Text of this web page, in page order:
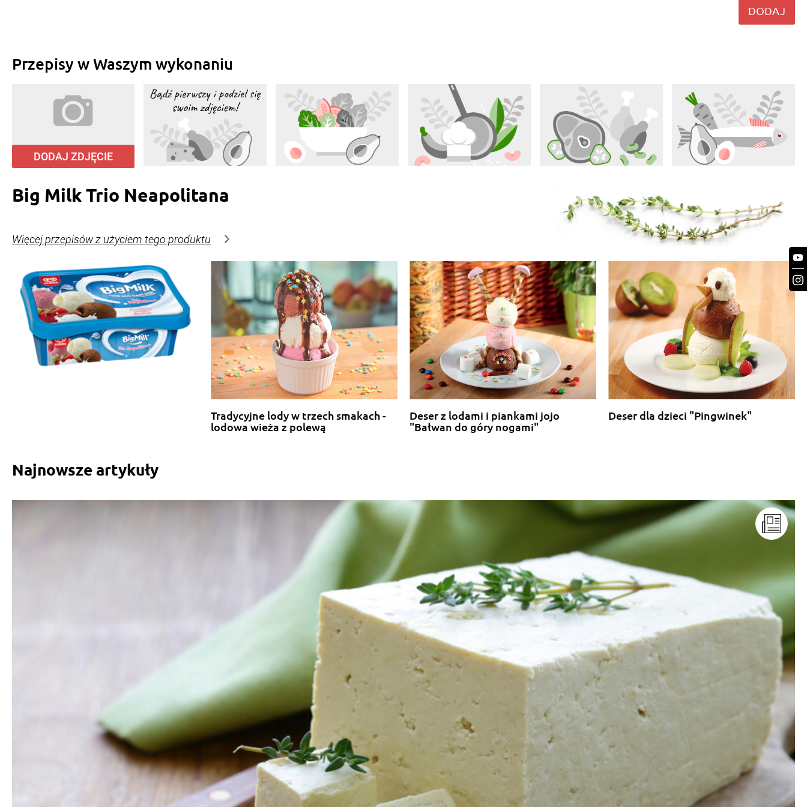
DODAJ
Przepisy w Waszym wykonaniu
DODAJ ZDJĘCIE
Big Milk Trio Neapolitana
Więcej przepisów z użyciem tego produktu
Tradycyjne lody w trzech smakach -
lodowa wieża z polewą
Deser z lodami i piankami jojo
"Bałwan do góry nogami"
Deser dla dzieci "Pingwinek"
Najnowsze artykuły